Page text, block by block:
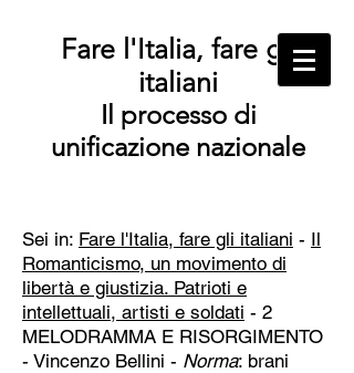
Fare l'Italia, fare gli
italiani
Il processo di
unificazione nazionale
Sei in: Fare l'Italia, fare gli italiani - Il
Romanticismo, un movimento di
libertà e giustizia. Patrioti e
intellettuali, artisti e soldati - 2
MELODRAMMA E RISORGIMENTO
- Vincenzo Bellini - Norma: brani